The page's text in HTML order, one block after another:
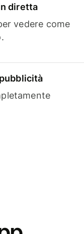
diretta
vedere come